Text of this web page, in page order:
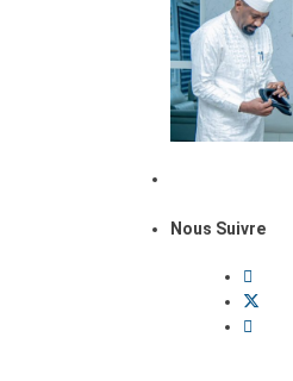
Nous Suivre